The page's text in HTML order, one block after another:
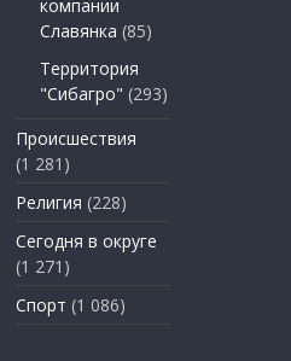
компании
Славянка (85)
Территория
"Сибагро" (293)
Происшествия
(1 281)
Религия (228)
Сегодня в округе
(1 271)
Спорт (1 086)